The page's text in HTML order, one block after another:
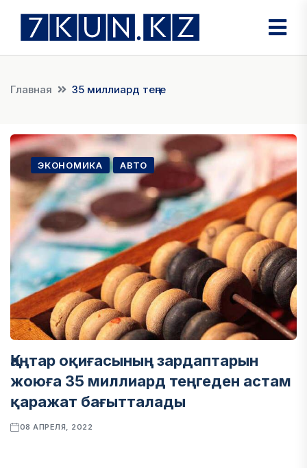
Главная 35 миллиард теңге
ЭКОНОМИКА АВТО
Қаңтар оқиғасының зардаптарын
жоюға 35 миллиард теңгеден астам
қаражат бағытталады
08 АПРЕЛЯ, 2022